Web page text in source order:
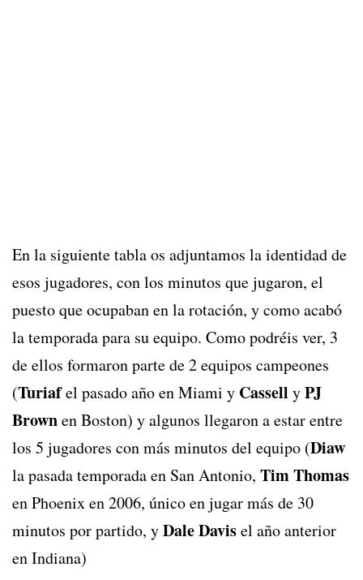
En la siguiente tabla os adjuntamos la identidad de
esos jugadores, con los minutos que jugaron, el
puesto que ocupaban en la rotación, y como acabó
la temporada para su equipo. Como podréis ver, 3
de ellos formaron parte de 2 equipos campeones
(Turiafel pasado año en Miami y Cassell yPJ
Brownen Boston) y algunos llegaron a estar entre
los 5 jugadores con más minutos del equipo (Diaw
la pasada temporada en San Antonio, Tim Thomas
en Phoenix en 2006, único en jugar más de 30
minutos por partido, yDale Davisel año anterior
en Indiana)